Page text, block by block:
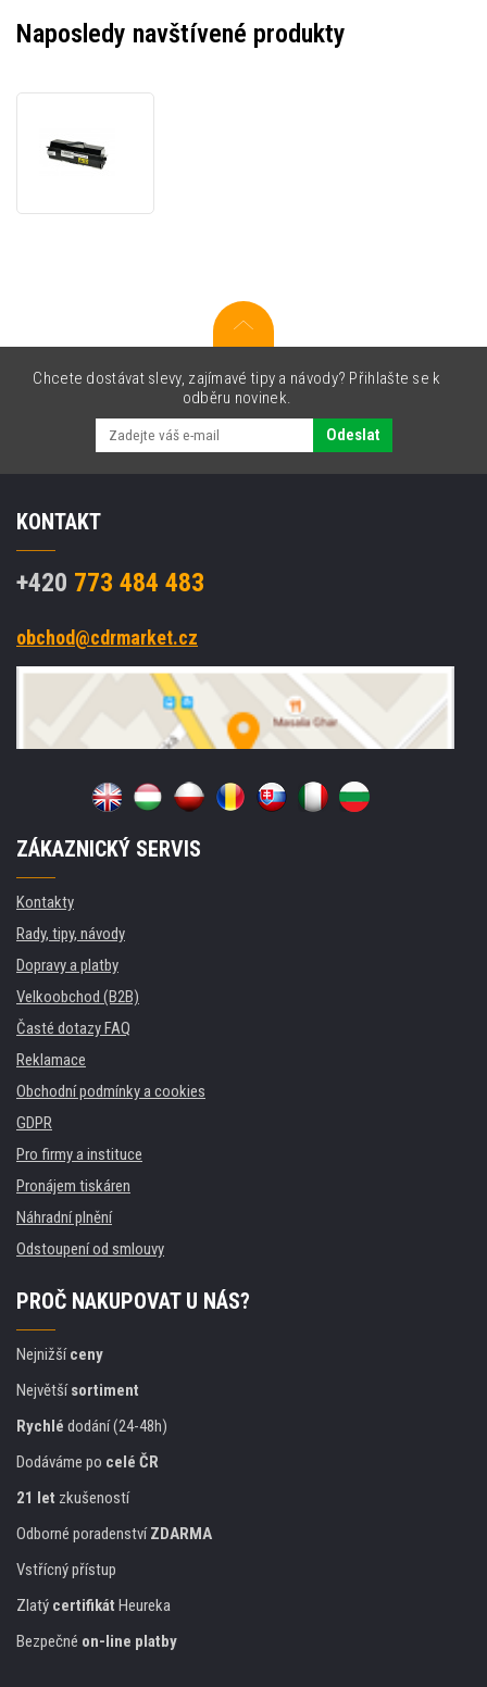
Naposledy navštívené produkty
originální
Chcete dostávat slevy, zajímavé tipy a návody? Přihlašte se k
odběru novinek.
Odeslat
KONTAKT
+420 773 484 483
obchod@cdrmarket.cz
ZÁKAZNICKÝ SERVIS
Kontakty
Rady, tipy, návody
Dopravy a platby
Velkoobchod (B2B)
Časté dotazy FAQ
Reklamace
Obchodní podmínky a cookies
GDPR
Pro firmy a instituce
Pronájem tiskáren
Náhradní plnění
Odstoupení od smlouvy
PROČ NAKUPOVAT U NÁS?
Nejnižšíceny
Největšísortiment
Rychlé dodání (24-48h)
Dodáváme po celé ČR
21 let zkušeností
Odborné poradenstvíZDARMA
Vstřícný přístup
Zlatý certifikát Heureka
Bezpečné on-line platby